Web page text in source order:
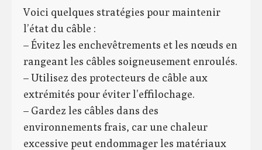
Voici quelques stratégies pour maintenir
l’état du câble :
– Évitez les enchevêtrements et les nœuds en
rangeant les câbles soigneusement enroulés.
– Utilisez des protecteurs de câble aux
extrémités pour éviter l’effilochage.
– Gardez les câbles dans des
environnements frais, car une chaleur
excessive peut endommager les matériaux